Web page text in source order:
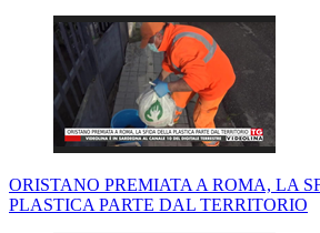
ORISTANO PREMIATA A ROMA, LA
PLASTICA PARTE DAL TERRITORIO